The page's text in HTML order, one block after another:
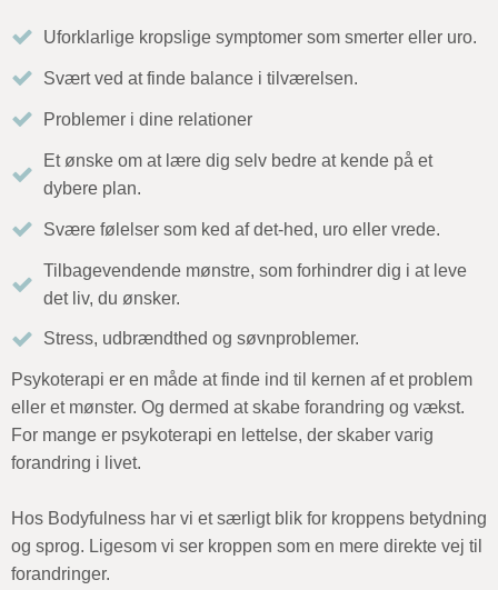
Uforklarlige kropslige symptomer som smerter eller uro.
Svært ved at finde balance i tilværelsen.
Problemer i dine relationer
Et ønske om at lære dig selv bedre at kende på et
dybere plan.
Svære følelser som ked af det-hed, uro eller vrede.
Tilbagevendende mønstre, som forhindrer dig i at leve
det liv, du ønsker.
Stress, udbrændthed og søvnproblemer.
Psykoterapi er en måde at finde ind til kernen af et problem
eller et mønster. Og dermed at skabe forandring og vækst.
For mange er psykoterapi en lettelse, der skaber varig
forandring i livet.
Hos Bodyfulness har vi et særligt blik for kroppens betydning
og sprog. Ligesom vi ser kroppen som en mere direkte vej til
forandringer.